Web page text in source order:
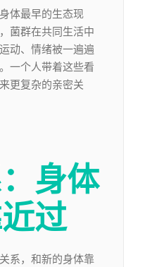
体最早的生态现
菌群在共同生活中
动、情绪被一遍遍
一个人带着这些看
更复杂的亲密关
身体
过
系，和新的身体靠